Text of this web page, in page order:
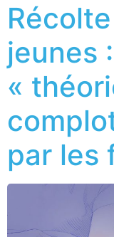
jeunes
«
par les